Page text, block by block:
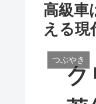
高級車
える現
つぶやき